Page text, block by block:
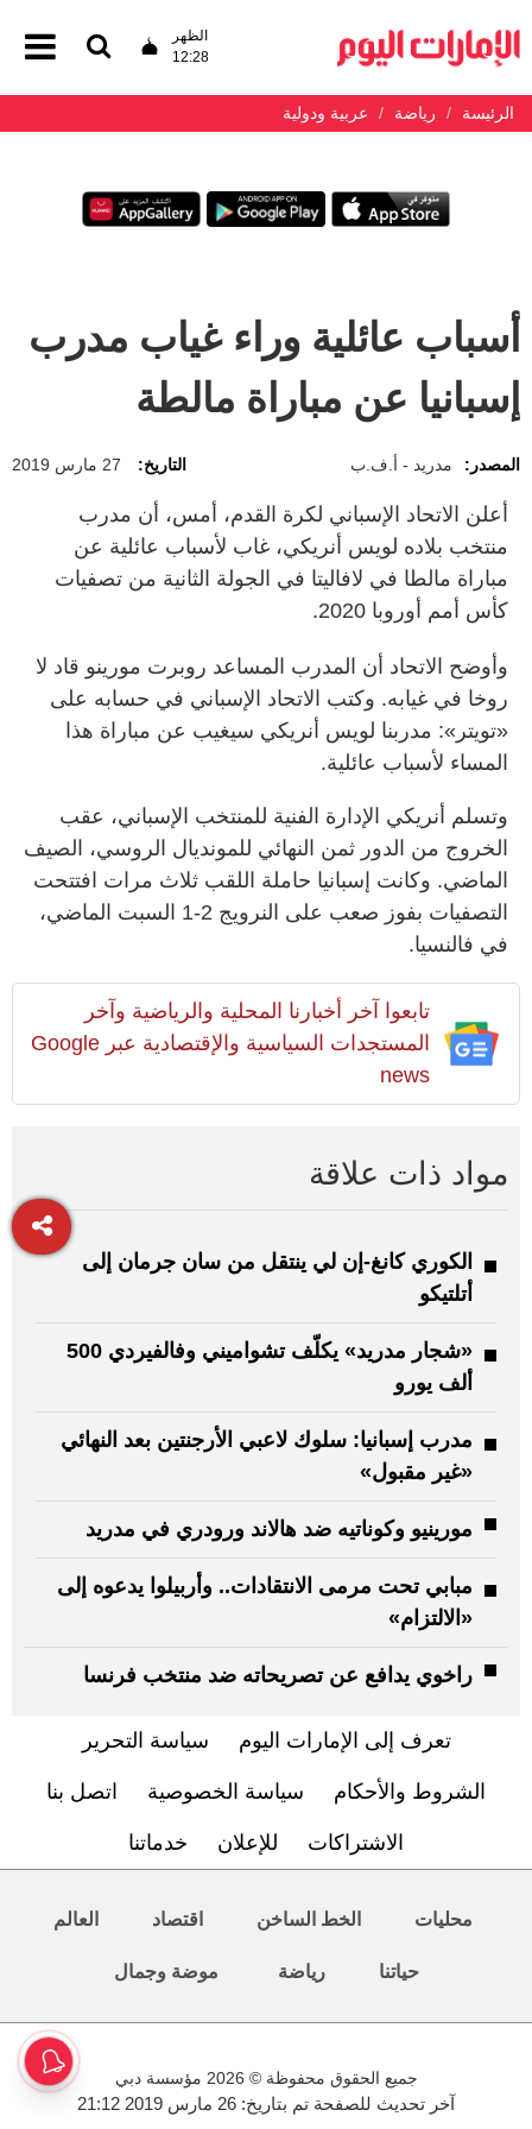
الظهر
12:28
الرئيسة رياضة عربية ودولية
أسباب عائلية وراء غياب مدرب
إسبانيا عن مباراة مالطة
المصدر: مدريد - أ.ف.ب التاريخ: 27 مارس 2019
أعلن الاتحاد الإسباني لكرة القدم، أمس، أن مدرب
منتخب بلاده لويس أنريكي، غاب لأسباب عائلية عن
مباراة مالطا في لافاليتا في الجولة الثانية من تصفيات
كأس أمم أوروبا 2020.
وأوضح الاتحاد أن المدرب المساعد روبرت مورينو قاد لا
روخا في غيابه. وكتب الاتحاد الإسباني في حسابه على
«تويتر»: مدربنا لويس أنريكي سيغيب عن مباراة هذا
المساء لأسباب عائلية.
وتسلم أنريكي الإدارة الفنية للمنتخب الإسباني، عقب
الخروج من الدور ثمن النهائي للمونديال الروسي، الصيف
الماضي. وكانت إسبانيا حاملة اللقب ثلاث مرات افتتحت
التصفيات بفوز صعب على النرويج 2-1 السبت الماضي،
في فالنسيا.
تابعوا آخر أخبارنا المحلية والرياضية وآخر
المستجدات السياسية والإقتصادية عبر Google
news
مواد ذات علاقة
الكوري كانغ-إن لي ينتقل من سان جرمان إلى
أتلتيكو
«شجار مدريد» يكلّف تشواميني وفالفيردي 500
ألف يورو
مدرب إسبانيا: سلوك لاعبي الأرجنتين بعد النهائي
«غير مقبول»
مورينيو وكوناتيه ضد هالاند ورودري في مدريد
مبابي تحت مرمى الانتقادات.. وأربيلوا يدعوه إلى
«الالتزام»
راخوي يدافع عن تصريحاته ضد منتخب فرنسا
تعرف إلى الإمارات اليوم سياسة التحرير
الشروط والأحكام سياسة الخصوصية اتصل بنا
الاشتراكات للإعلان خدماتنا
محليات الخط الساخن اقتصاد العالم
حياتنا رياضة موضة وجمال
جميع الحقوق محفوظة © 2026 مؤسسة دبي
آخر تحديث للصفحة تم بتاريخ: 26 مارس 2019 21:12